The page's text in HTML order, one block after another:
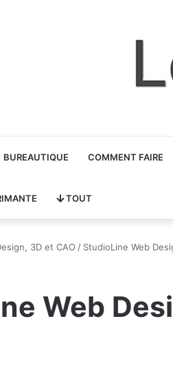
BUREAUTIQUE COMMENT FAIRE
TOUT
3D et CAO / StudioLine Web
Web